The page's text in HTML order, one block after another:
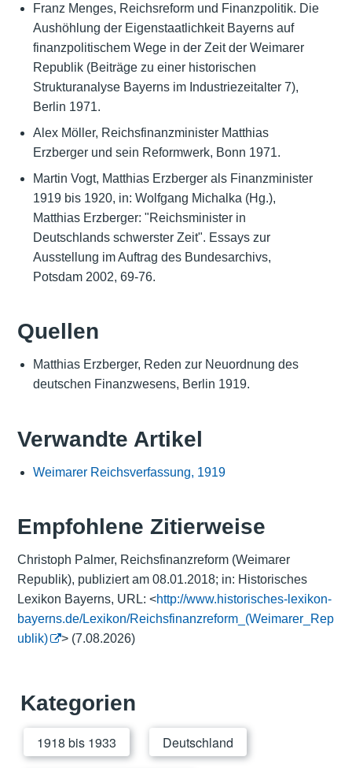
Franz Menges, Reichsreform und Finanzpolitik. Die
Aushöhlung der Eigenstaatlichkeit Bayerns auf
finanzpolitischem Wege in der Zeit der Weimarer
Republik (Beiträge zu einer historischen
Strukturanalyse Bayerns im Industriezeitalter 7),
Berlin 1971.
Alex Möller, Reichsfinanzminister Matthias
Erzberger und sein Reformwerk, Bonn 1971.
Martin Vogt, Matthias Erzberger als Finanzminister
1919 bis 1920, in: Wolfgang Michalka (Hg.),
Matthias Erzberger: "Reichsminister in
Deutschlands schwerster Zeit". Essays zur
Ausstellung im Auftrag des Bundesarchivs,
Potsdam 2002, 69-76.
Quellen
Matthias Erzberger, Reden zur Neuordnung des
deutschen Finanzwesens, Berlin 1919.
Verwandte Artikel
Weimarer Reichsverfassung, 1919
Empfohlene Zitierweise
Christoph Palmer, Reichsfinanzreform (Weimarer
Republik), publiziert am 08.01.2018; in: Historisches
Lexikon Bayerns, URL: <http://www.historisches-lexikon-
bayerns.de/Lexikon/Reichsfinanzreform_(Weimarer_Rep
ublik)
> (7.08.2026)
Kategorien
1918 bis 1933 Deutschland